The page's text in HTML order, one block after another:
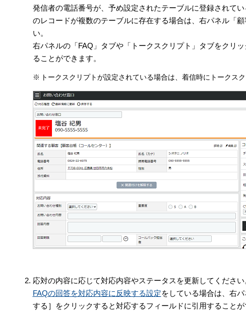
発信者の電話番号が、予め設定されたテーブルに登録されて
のレコードが複数のテーブルに存在する場合は、右パネル「
い。
右パネルの「FAQ」タブや「トークスクリプト」タブをクリ
ることができます。
トークスクリプトが設定されている場合は、着信時にトークス
応対の内容に応じて対応内容やステータスを更新してください
FAQの回答を対応内容に反映する設定をしている場合は、右
する］をクリックすると対応するフィールドに引用することが